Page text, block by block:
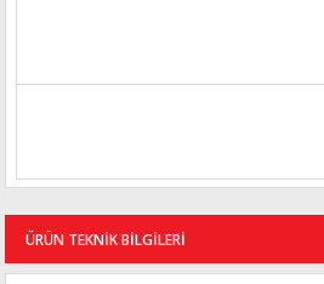
ÜRÜN TEKNİK BİLGİLERİ